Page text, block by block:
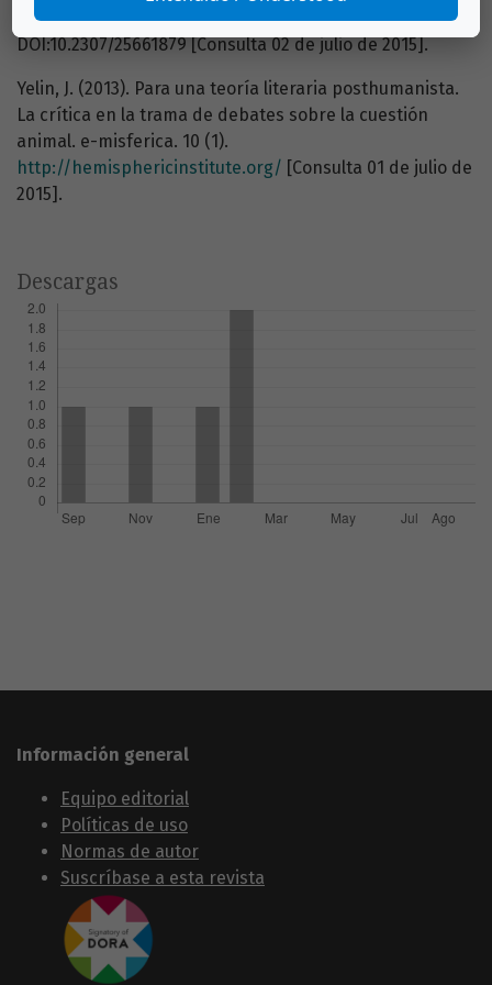
de Estudios Centroamericanos. 12 (1), 5-24.
DOI:10.2307/25661879 [Consulta 02 de julio de 2015].
Yelin, J. (2013). Para una teoría literaria posthumanista.
La crítica en la trama de debates sobre la cuestión
animal. e-misferica. 10 (1).
http://hemisphericinstitute.org/
[Consulta 01 de julio de
2015].
Descargas
Información general
Equipo editorial
Políticas de uso
Normas de autor
Suscríbase a esta revista